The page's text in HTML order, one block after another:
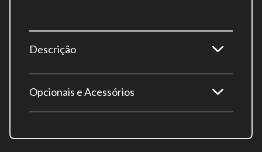
Descrição
Opcionais e Acessórios